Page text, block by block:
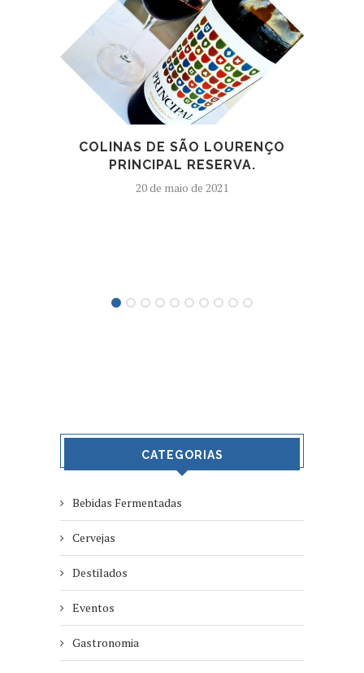
COLINAS DE SÃO LOURENÇO
PRINCIPAL RESERVA.
20 de maio de 2021
CATEGORIAS
Bebidas Fermentadas
Cervejas
Destilados
Eventos
Gastronomia